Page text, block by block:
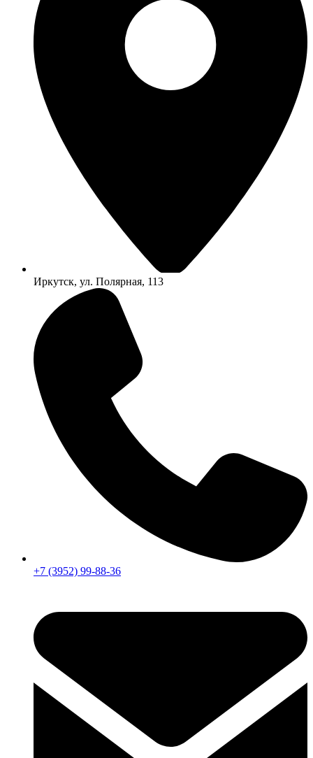
Иркутск, ул. Полярная, 113
+7 (3952) 99-88-36